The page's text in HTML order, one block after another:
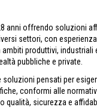
anni offrendo soluzioni
settori, con esperienza
ambiti produttivi, industriali
pubbliche e private.
soluzioni pensati per
conformi alle
qualità, sicurezza e